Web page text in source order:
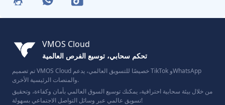
VMOS Cloud
تحكم سحابي، توسيع الفرص العالمية
تم تصميم VMOS Cloud خصيصًا للتسويق العالمي، يدعم TikTok وWhatsApp
والمنصات الرئيسية الأخرى.
من خلال بيئة سحابية احترافية، يمكنك توسيع السوق العالمي بأمان وكفاءة، وتحقيق
تسويق عالمي عبر وسائل التواصل الاجتماعي بسهولة!